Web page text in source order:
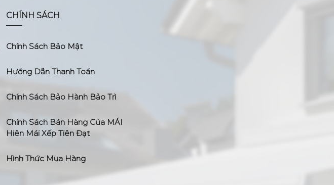
CHÍNH SÁCH
Chính Sách Bảo Mật
Hướng Dẫn Thanh Toán
Chính Sách Bảo Hành Bảo Trì
Chính Sách Bán Hàng Của MÁI
Hiên Mái Xếp Tiên Đạt
Hình Thức Mua Hàng